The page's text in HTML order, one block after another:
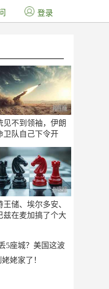
见不到领袖，伊朗
卫队自己下令开
王储、埃尔多安、
兹在麦加搞了个大
5座城？美国这波
姥家了！
登录